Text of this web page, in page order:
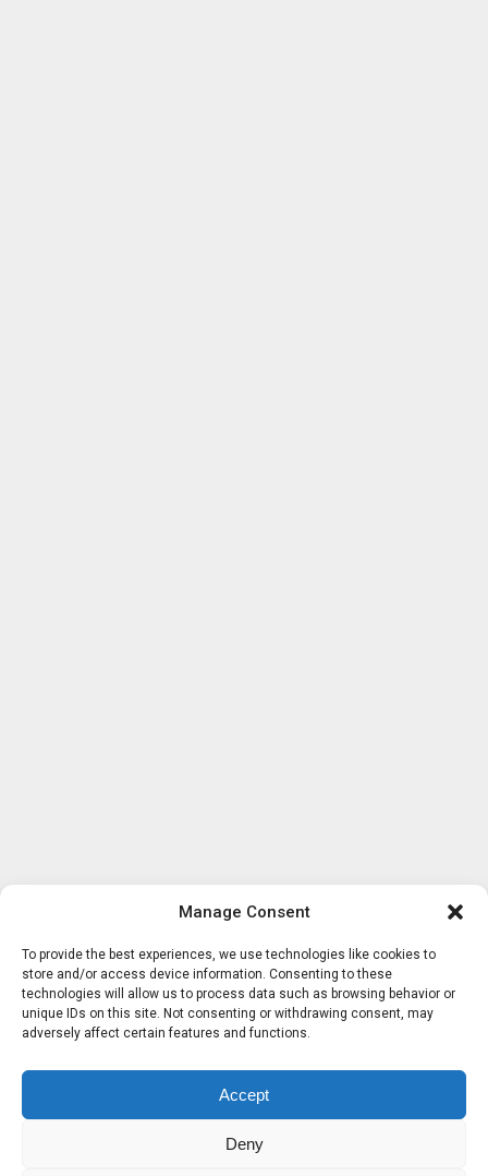
Manage Consent
To provide the best experiences, we use technologies like cookies to
store and/or access device information. Consenting to these
technologies will allow us to process data such as browsing behavior or
unique IDs on this site. Not consenting or withdrawing consent, may
adversely affect certain features and functions.
Accept
Deny